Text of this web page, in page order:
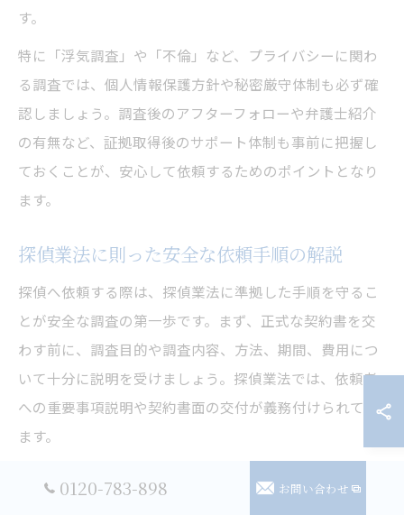
す。
特に「浮気調査」や「不倫」など、プライバシーに関わ
る調査では、個人情報保護方針や秘密厳守体制も必ず確
認しましょう。調査後のアフターフォローや弁護士紹介
の有無など、証拠取得後のサポート体制も事前に把握し
ておくことが、安心して依頼するためのポイントとなり
ます。
探偵業法に則った安全な依頼手順の解説
探偵へ依頼する際は、探偵業法に準拠した手順を守るこ
とが安全な調査の第一歩です。まず、正式な契約書を交
わす前に、調査目的や調査内容、方法、期間、費用につ
いて十分に説明を受けましょう。探偵業法では、依頼者
への重要事項説明や契約書面の交付が義務付けられてい
ます。
0120-783-898 お問い合わせ